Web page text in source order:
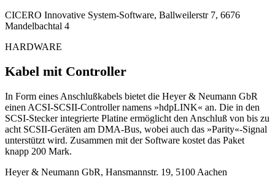
CICERO Innovative System-Software, Ballweilerstr 7, 6676
Mandelbachtal 4
HARDWARE
Kabel mit Controller
In Form eines Anschlußkabels bietet die Heyer & Neumann GbR
einen ACSI-SCSII-Controller namens »hdpLINK« an. Die in den
SCSI-Stecker integrierte Platine ermöglicht den Anschluß von bis zu
acht SCSII-Geräten am DMA-Bus, wobei auch das »Parity«-Signal
unterstützt wird. Zusammen mit der Software kostet das Paket
knapp 200 Mark.
Heyer & Neumann GbR, Hansmannstr. 19, 5100 Aachen